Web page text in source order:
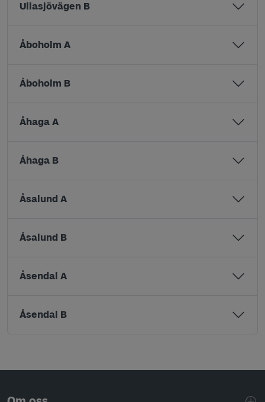
Ullasjövägen B
Åboholm A
Åboholm B
Åhaga A
Åhaga B
Åsalund A
Åsalund B
Åsendal A
Åsendal B
Sidfotsnavigering